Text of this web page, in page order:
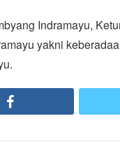
Indramayu,
yakni